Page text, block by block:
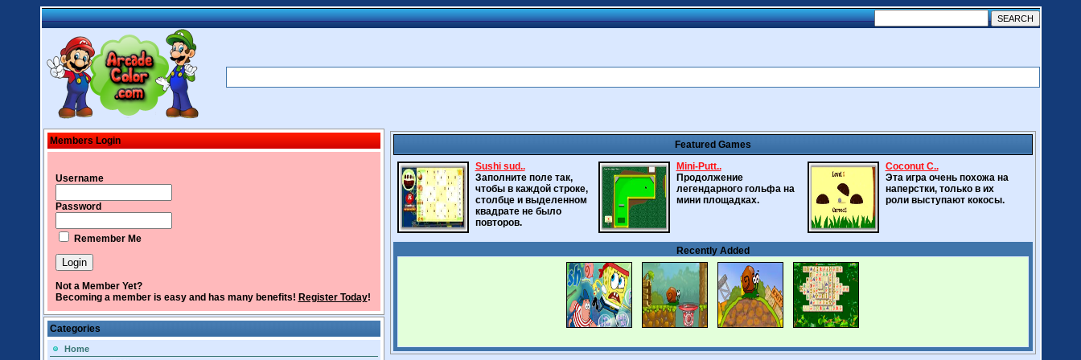
Members Login
Username
Password
Remember Me
Not a Member Yet?
Becoming a member is easy and has many benefits! Register Today!
Categories
Home
Featured Games
Sushi sud..
Заполните поле так,
чтобы в каждой строке,
столбце и выделенном
квадрате не было
повторов.
Mini-Putt..
Продолжение
легендарного гольфа на
мини площадках.
Coconut C..
Эта игра очень похожа на
наперстки, только в их
роли выступают кокосы.
Recently Added